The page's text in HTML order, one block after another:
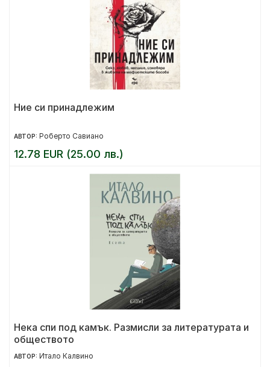
Ние си принадлежим
АВТОР: Роберто Савиано
12.78 EUR (25.00 лв.)
Нека спи под камък. Размисли за литературата и
обществото
АВТОР: Итало Калвино